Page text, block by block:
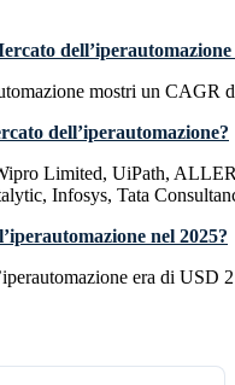
mostri un CAGR
dell’iperautomazione?
Limited, UiPath,
Infosys, Tata
nel 2025?
era di USD